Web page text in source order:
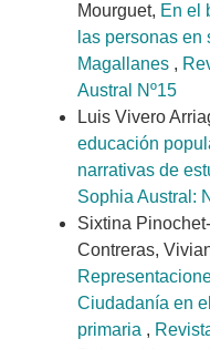
Mourguet, En el
las personas
Magallanes ,
Austral Nº15
Luis Vivero
educación
narrativas de
Sophia Austral:
Sixtina
Contreras,
Ciudadanía en
primaria ,